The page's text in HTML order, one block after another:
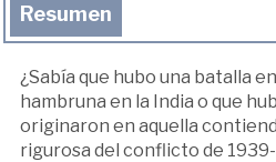
Resumen
¿Sabía que hubo una batalla
hambruna en la India o que
originaron en aquella
rigurosa del conflicto de